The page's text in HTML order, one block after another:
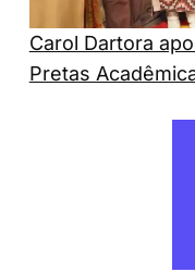
Carol Dartora
Pretas